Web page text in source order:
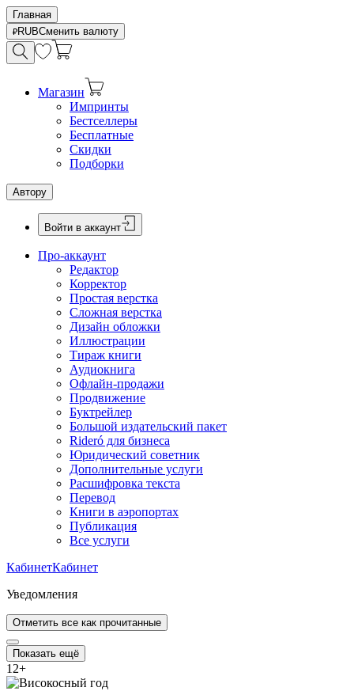
Главная
RUBСменить валюту
Магазин
Импринты
Бестселлеры
Бесплатные
Скидки
Подборки
Автору
Войти в аккаунт
Про-аккаунт
Редактор
Корректор
Простая верстка
Сложная верстка
Дизайн обложки
Иллюстрации
Тираж книги
Аудиокнига
Офлайн-продажи
Продвижение
Буктрейлер
Большой издательский пакет
Rideró для бизнеса
Юридический советник
Дополнительные услуги
Расшифровка текста
Перевод
Книги в аэропортах
Публикация
Все услуги
КабинетКабинет
Уведомления
Отметить все как прочитанные
Показать ещё
12+